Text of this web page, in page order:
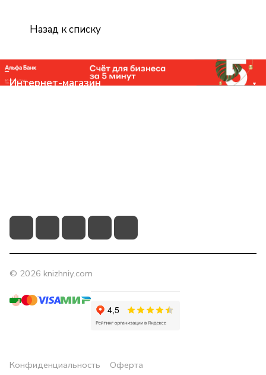
Назад к списку
Интернет-магазин
© 2026 knizhniy.com
Конфиденциальность Оферта